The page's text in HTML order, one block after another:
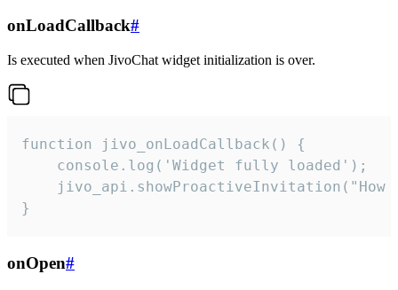
onLoadCallback#
Is executed when JivoChat widget initialization is over.
function jivo_onLoadCallback() {
    console.log('Widget fully loaded');
jivo_api.showProactiveInvitation("How
}
onOpen#